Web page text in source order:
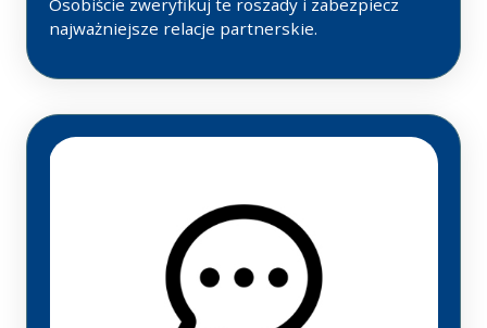
najważniejsze relacje partnerskie.